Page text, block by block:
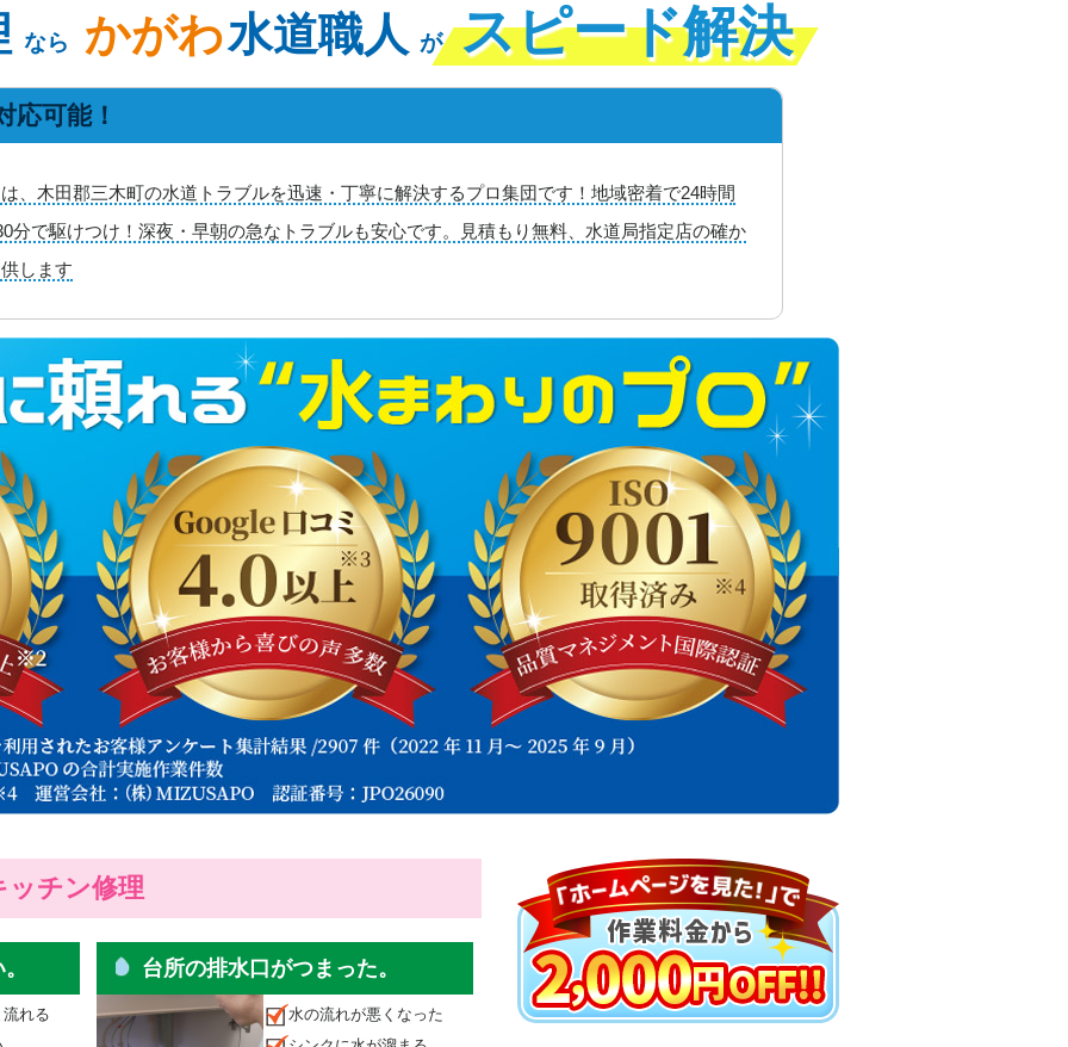
なら かがわ水道職人 が スピード解決
応可能！
、木田郡三木町の水道トラブルを迅速・丁寧に解決するプロ集団です！地域密着で24時間
分で駆けつけ！深夜・早朝の急なトラブルも安心です。見積もり無料、水道局指定店の確か
します
ッチン修理
れる
台所の排水口がつまった。
水の流れが悪くなった